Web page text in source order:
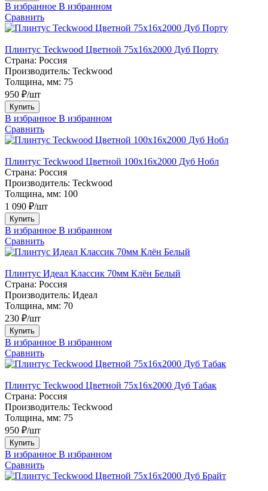
В избранное В избранном
Сравнить
Плинтус Teckwood Цветной 75х16х2000 Дуб Порту
Страна: Россия
Производитель: Teckwood
Толщина, мм: 75
950 ₽/шт
Купить
В избранное В избранном
Сравнить
Плинтус Teckwood Цветной 100x16х2000 Дуб Нобл
Страна: Россия
Производитель: Teckwood
Толщина, мм: 100
1 090 ₽/шт
Купить
В избранное В избранном
Сравнить
Плинтус Идеал Классик 70мм Клён Белый
Страна: Россия
Производитель: Идеал
Толщина, мм: 70
230 ₽/шт
Купить
В избранное В избранном
Сравнить
Плинтус Teckwood Цветной 75х16х2000 Дуб Табак
Страна: Россия
Производитель: Teckwood
Толщина, мм: 75
950 ₽/шт
Купить
В избранное В избранном
Сравнить